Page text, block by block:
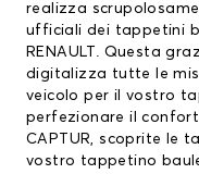
realizza
ufficiali dei tappetini
RENAULT. Questa
digitalizza tutte le
veicolo per il vostro
perfezionare il confort
CAPTUR, scoprite le
vostro tappetino